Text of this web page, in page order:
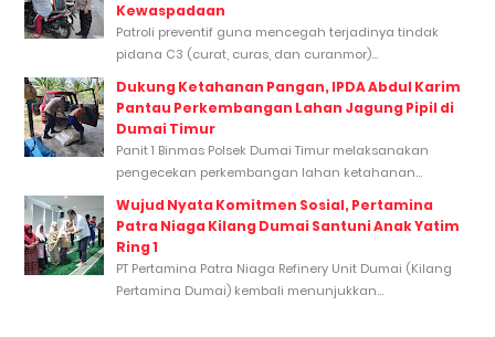
Kewaspadaan
Patroli preventif guna mencegah terjadinya tindak
pidana C3 (curat, curas, dan curanmor)...
Dukung Ketahanan Pangan, IPDA Abdul Karim
Pantau Perkembangan Lahan Jagung Pipil di
Dumai Timur
Panit 1 Binmas Polsek Dumai Timur melaksanakan
pengecekan perkembangan lahan ketahanan...
Wujud Nyata Komitmen Sosial, Pertamina
Patra Niaga Kilang Dumai Santuni Anak Yatim
Ring 1
PT Pertamina Patra Niaga Refinery Unit Dumai (Kilang
Pertamina Dumai) kembali menunjukkan...